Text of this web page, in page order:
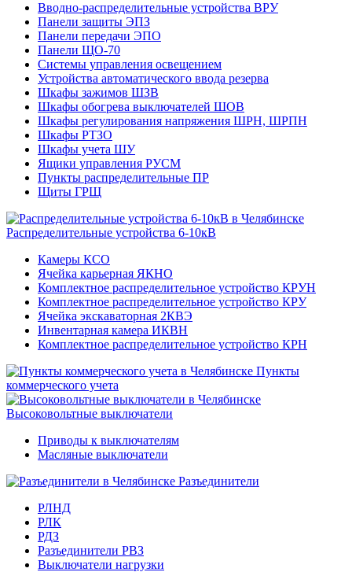
Вводно-распределительные устройства ВРУ
Панели защиты ЭПЗ
Панели передачи ЭПО
Панели ЩО-70
Системы управления освещением
Устройства автоматического ввода резерва
Шкафы зажимов ШЗВ
Шкафы обогрева выключателей ШОВ
Шкафы регулирования напряжения ШРН, ШРПН
Шкафы РТЗО
Шкафы учета ШУ
Ящики управления РУСМ
Пункты распределительные ПР
Щиты ГРЩ
Распределительные устройства 6-10кВ
Камеры КСО
Ячейка карьерная ЯКНО
Комплектное распределительное устройство КРУН
Комплектное распределительное устройство КРУ
Ячейка экскаваторная 2КВЭ
Инвентарная камера ИКВН
Комплектное распределительное устройство КРН
Пункты
коммерческого учета
Высоковольтные выключатели
Приводы к выключателям
Масляные выключатели
Разъединители
РЛНД
РЛК
РДЗ
Разъединители РВЗ
Выключатели нагрузки